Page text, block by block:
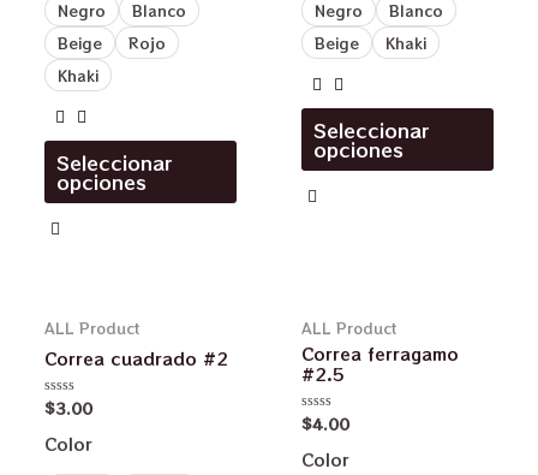
Negro
Blanco
Beige
Rojo
Khaki
Seleccionar
opciones
Negro
Blanco
Beige
Khaki
Seleccionar
opciones
ALL Product
Correa cuadrado #2
Valorado
en
0
de
$3.00
Color
ALL Product
Correa ferragamo
#2.5
Valorado
en
0
de
$4.00
Color